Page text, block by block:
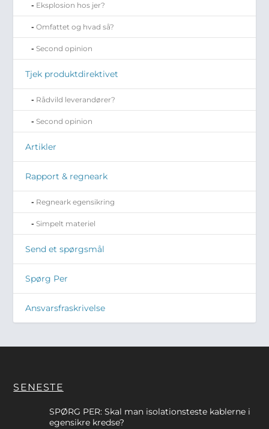
Eksplosion hos jer?
Omfattet og hvad så?
Second opinion
Tjek produktdirektivet
Rådvild leverandører?
Second opinion
Artikler
Rapport & regneark
Regneark egensikring
Simpelt materiel
Send et spørgsmål
Spørg Per
Ansvarsfraskrivelse
SENESTE
SPØRG PER: Skal man isolationsteste kablerne i
egensikre kredse?